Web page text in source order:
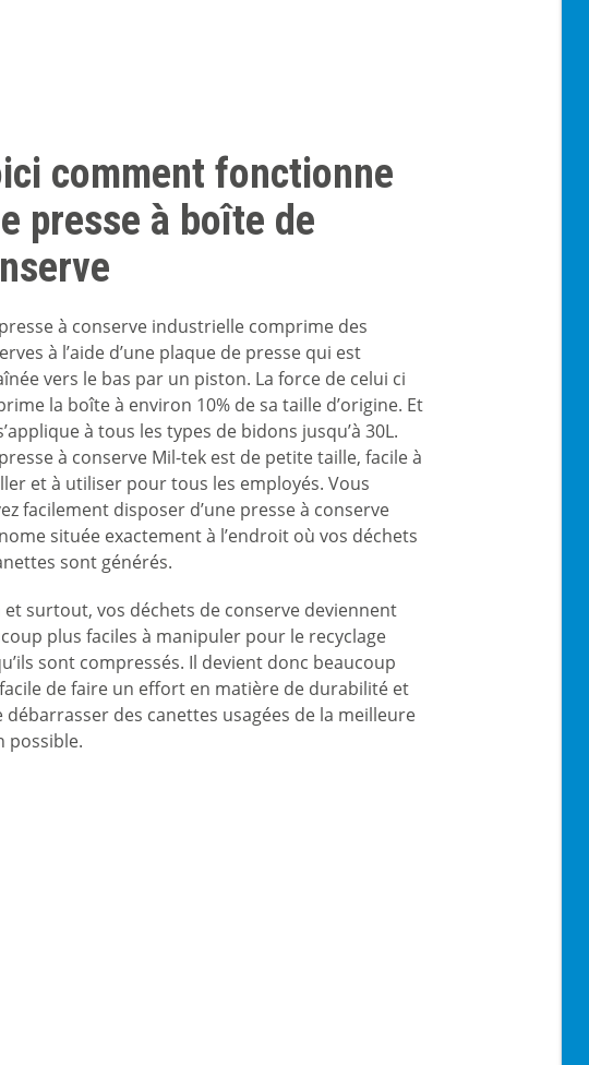
comment fonctionne
presse à boîte de
à conserve industrielle comprime des
à l’aide d’une plaque de presse qui est
vers le bas par un piston. La force de celui ci
la boîte à environ 10% de sa taille d’origine. Et
à tous les types de bidons jusqu’à 30L.
à conserve Mil-tek est de petite taille, facile à
et à utiliser pour tous les employés. Vous
facilement disposer d’une presse à conserve
située exactement à l’endroit où vos déchets
sont générés.
et surtout, vos déchets de conserve deviennent
plus faciles à manipuler pour le recyclage
sont compressés. Il devient donc beaucoup
de faire un effort en matière de durabilité et
débarrasser des canettes usagées de la meilleure
possible.